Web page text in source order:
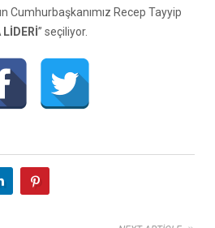
Cumhurbaşkanımız Recep Tayyip
LİDERİ” seçiliyor.